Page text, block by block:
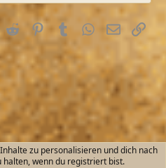
Reddit PinterestTumblrWhatsApp
E-MailLink
zu personalisieren und dich nach
wenn du registriert bist.